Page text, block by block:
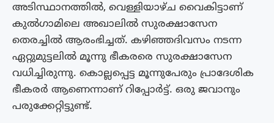
അടിസ്ഥാനത്തിൽ, വെള്ളിയാഴ്ച വൈകിട്ടാണ്
കുൽഗാമിലെ അഖാലിൽ സുരക്ഷാസേന
തെരച്ചിൽ ആരംഭിച്ചത്. കഴിഞ്ഞദിവസം നടന്ന
ഏറ്റുമുട്ടലിൽ മൂന്നു ഭീകരരെ സുരക്ഷാസേന
വധിച്ചിരുന്നു. കൊല്ലപ്പെട്ട മൂന്നുപേരും പ്രാദേശിക
ഭീകരർ ആണെന്നാണ് റിപ്പോർട്ട്. ഒരു ജവാനും
പരുക്കേറ്റിട്ടുണ്ട്.